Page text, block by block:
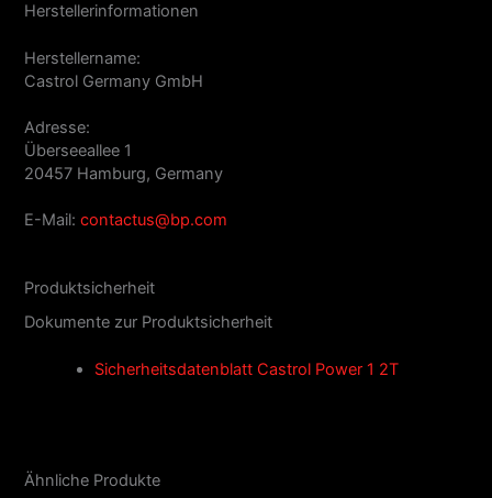
Herstellerinformationen
Herstellername:
Castrol Germany GmbH
Adresse:
Überseeallee 1
20457 Hamburg, Germany
E-Mail:contactus@bp.com
Produktsicherheit
Dokumente zur Produktsicherheit
Sicherheitsdatenblatt Castrol Power 1 2T
Ähnliche Produkte